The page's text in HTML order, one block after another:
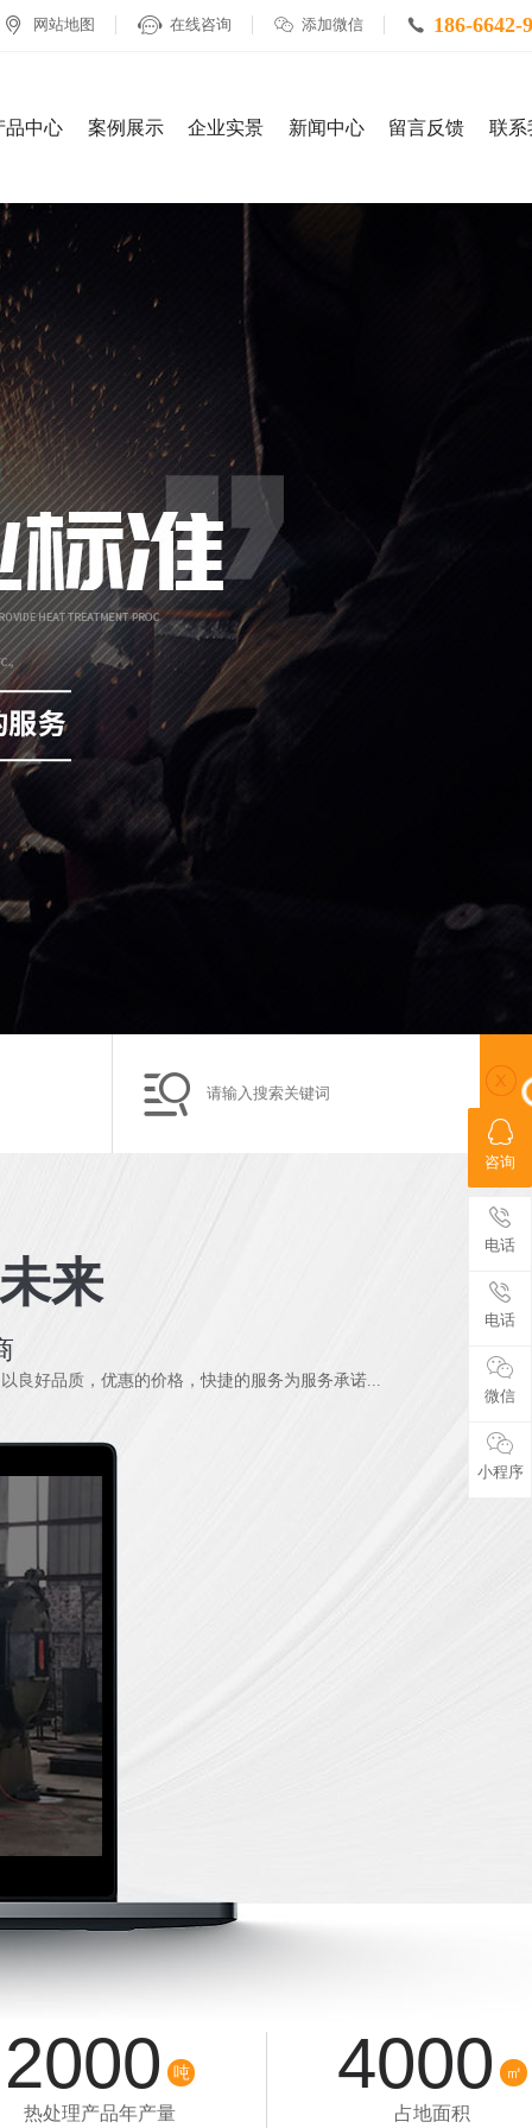
 网站地图  在线咨询  添加微信  186-6642-
品中心 案例展示 企业实景 新闻中心 留言反馈 联系

来
良好品质，优惠的价格，快捷的服务为服务承诺...
2000 吨
热处理产品年产量
4000 ㎡
占地面积
咨询
电话
电话
微信
小程序